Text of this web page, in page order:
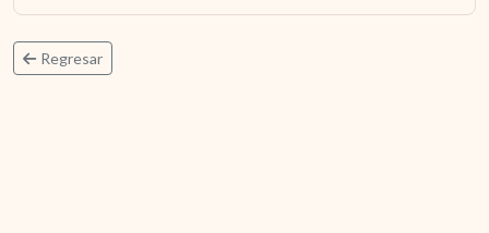
Regresar